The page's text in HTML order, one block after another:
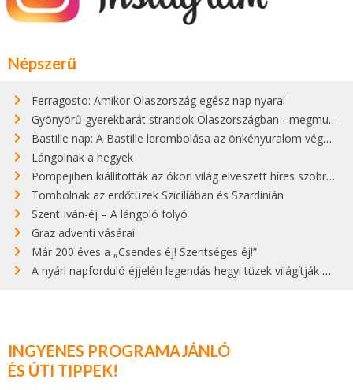
Népszerű
Ferragosto: Amikor Olaszország egész nap nyaral
Gyönyörű gyerekbarát strandok Olaszországban - megmutatjuk a 15 legjobbat
Bastille nap: A Bastille lerombolása az önkényuralom végét jelentette
Lángolnak a hegyek
Pompejiben kiállították az ókori világ elveszett híres szobrának másolatát
Tombolnak az erdőtüzek Szicíliában és Szardínián
Szent Iván-éj – A lángoló folyó
Graz adventi vásárai
Már 200 éves a „Csendes éj! Szentséges éj!”
A nyári napforduló éjjelén legendás hegyi tüzek világítják meg Zugspitzét
INGYENES PROGRAMAJÁNLÓ
ÉS ÚTI TIPPEK!